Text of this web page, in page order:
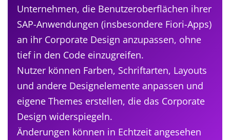
Unternehmen, die Benutzeroberflächen ihrer
SAP-Anwendungen (insbesondere Fiori-Apps)
an ihr Corporate Design anzupassen, ohne
tief in den Code einzugreifen.
Nutzer können Farben, Schriftarten, Layouts
und andere Designelemente anpassen und
eigene Themes erstellen, die das Corporate
Design widerspiegeln.
Änderungen können in Echtzeit angesehen